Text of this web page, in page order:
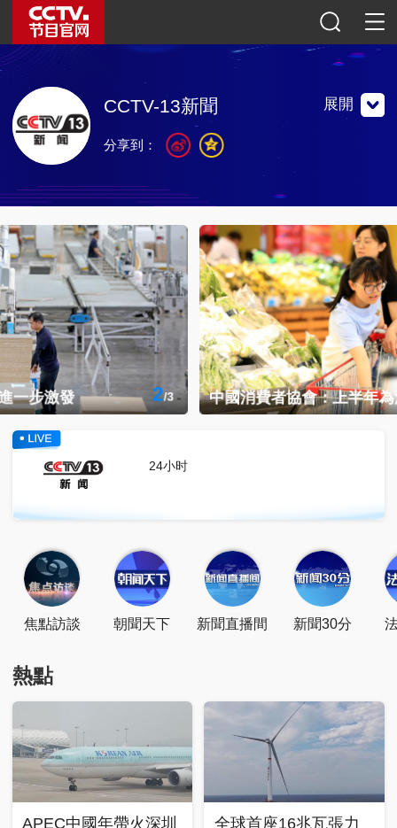
CCTV-13新聞
全天24小時直播，專業播送新聞、評論、訪談的電視純專業
新聞頻道。
全天24小時直播，專業播送新聞、評論、訪談的電視純專業
新聞頻道。
聯繫地址：北京市復興路11號中央電視台
郵編：100859
官方微博
點擊關注
微信公眾號
掃一掃關注
央視新聞
展開
分享到：
中國消費者協會：上半年為消費者挽回經濟損失4.47億元 3/3
24小时
焦點訪談 朝聞天下 新聞直播間 新聞30分
熱點
APEC中國年帶火深圳
全球首座16兆瓦張力